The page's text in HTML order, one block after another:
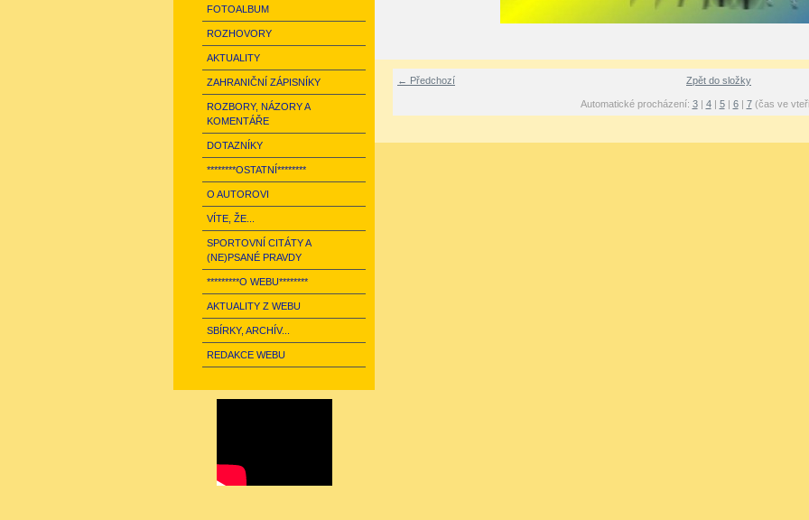
FOTOALBUM
ROZHOVORY
AKTUALITY
ZAHRANIČNÍ ZÁPISNÍKY
ROZBORY, NÁZORY A
KOMENTÁŘE
DOTAZNÍKY
********OSTATNÍ********
O AUTOROVI
VÍTE, ŽE...
SPORTOVNÍ CITÁTY A
(NE)PSANÉ PRAVDY
*********O WEBU********
AKTUALITY Z WEBU
SBÍRKY, ARCHÍV...
REDAKCE WEBU
← Předchozí Zpět do složky
Automatické procházení: 3| 4| 5| 6| 7(čas ve